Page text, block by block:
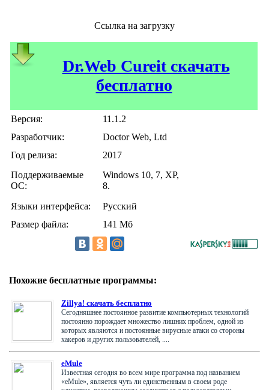
Ссылка на загрузку
Dr.Web Cureit скачать
бесплатно
Версия:
11.1.2
Разработчик:
Doctor Web, Ltd
Год релиза:
2017
Поддерживаемые
ОС:
Windows 10, 7, XP,
8.
Языки интерфейса:
Русский
Размер файла:
141 Мб
Похожие бесплатные программы:
Zillya! скачать бесплатно
Сегодняшнее постоянное развитие компьютерных технологий
постоянно порождает множество лишних проблем, одной из
которых являются и постоянные вирусные атаки со стороны
хакеров и других пользователей, ....
eMule
Известная сегодня во всем мире программа под названием
«eMule», является чуть ли единственным в своем роде